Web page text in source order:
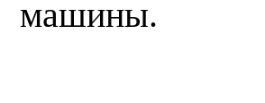
машины.